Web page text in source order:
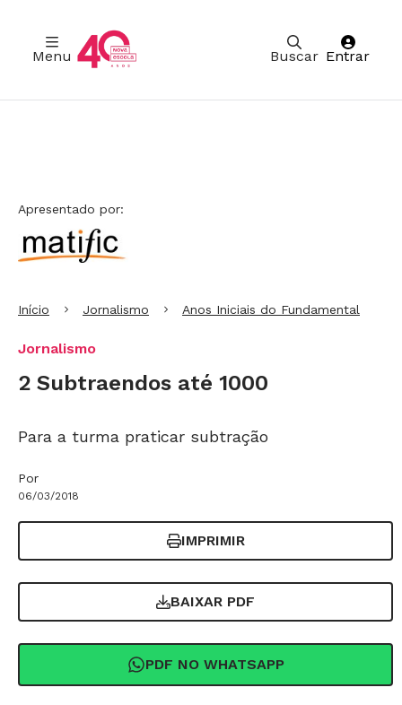
Buscar
Menu Entrar
Apresentado por:
Início Jornalismo Anos Iniciais do Fundamental
Jornalismo
2 Subtraendos até 1000
Para a turma praticar subtração
Por
06/03/2018
IMPRIMIR
BAIXAR PDF
PDF NO WHATSAPP